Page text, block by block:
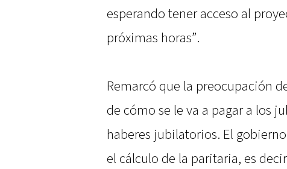
esperando tener acceso al
próximas horas”.
Remarcó que la preocupación
de cómo se le va a pagar a los
haberes jubilatorios. El
el cálculo de la paritaria, es